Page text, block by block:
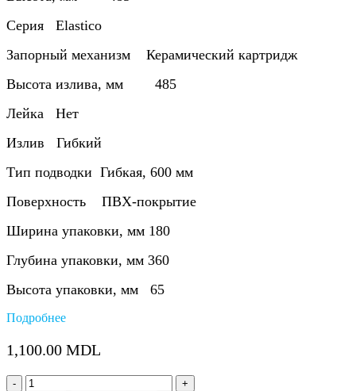
Серия Elastico
Запорный механизм Керамический картридж
Высота излива, мм 485
Лейка Нет
Излив Гибкий
Тип подводки Гибкая, 600 мм
Поверхность ПВХ-покрытие
Ширина упаковки, мм 180
Глубина упаковки, мм 360
Высота упаковки, мм 65
Подробнее
1,100.00 MDL
Количество: